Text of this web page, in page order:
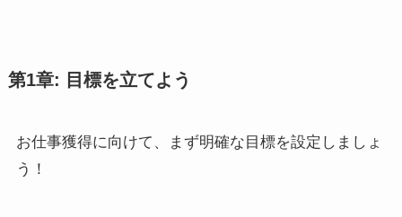
第1章: 目標を立てよう
お仕事獲得に向けて、まず明確な目標を設定しましょ
う！